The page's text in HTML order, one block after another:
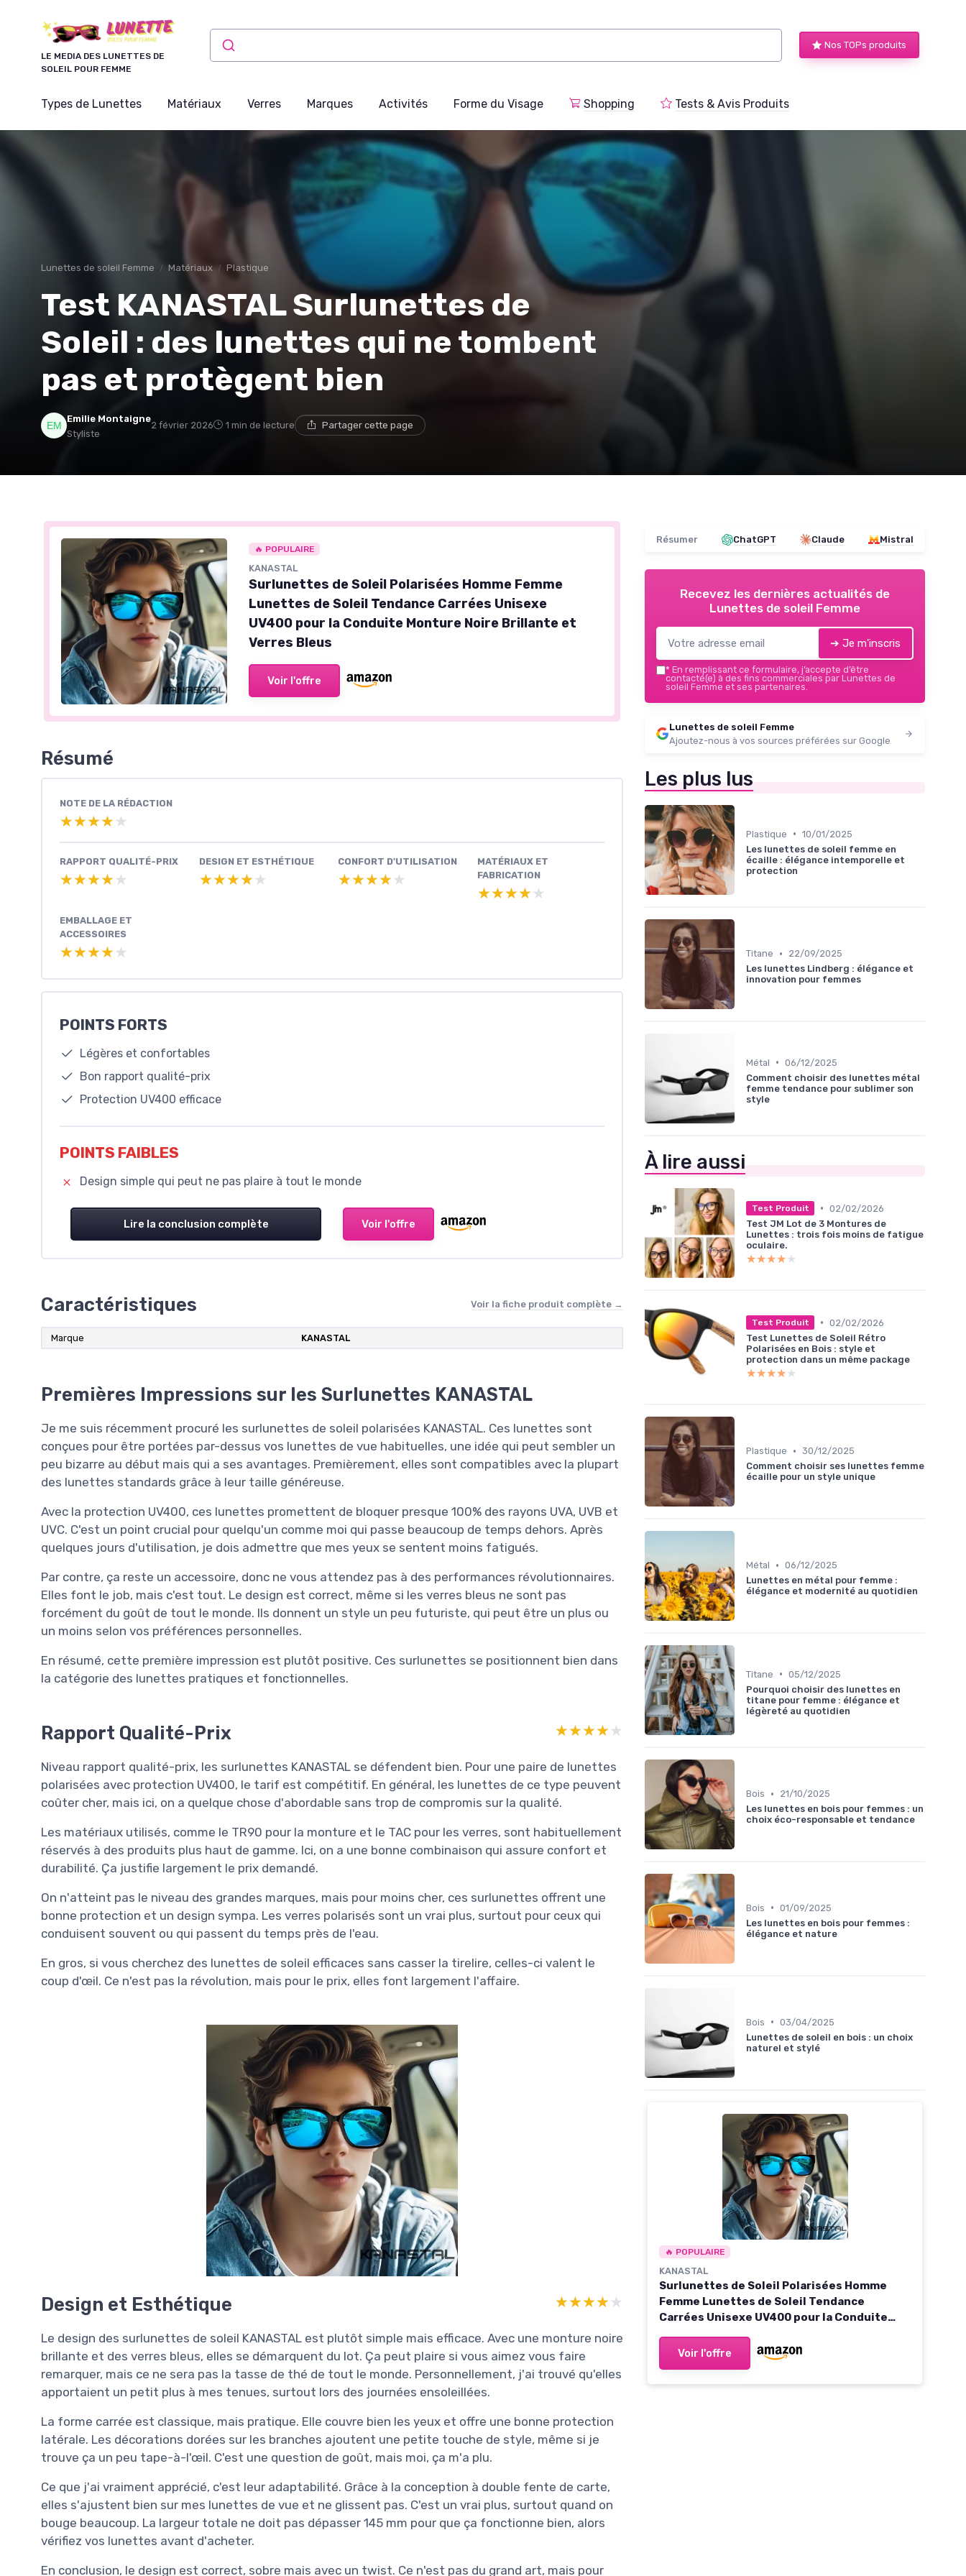
LE MEDIA DES LUNETTES DE
SOLEIL POUR FEMME
Nos TOPs produits
Types de Lunettes Matériaux Verres Marques Activités Forme du Visage Shopping Tests & Avis Produits
Lunettes de soleil Femme Matériaux Plastique
Test KANASTAL Surlunettes de
Soleil : des lunettes qui ne tombent
pas et protègent bien
Emilie Montaigne
Styliste
2 février 2026 1 min de lecture Partager cette page
🔥 POPULAIRE
KANASTAL
Surlunettes de Soleil Polarisées Homme Femme
Lunettes de Soleil Tendance Carrées Unisexe
UV400 pour la Conduite Monture Noire Brillante et
Verres Bleus
Voir l'offre
Résumé
NOTE DE LA RÉDACTION
★★★★★
★★★★★
RAPPORT QUALITÉ-PRIX
★★★★★
★★★★★
DESIGN ET ESTHÉTIQUE
★★★★★
★★★★★
CONFORT D'UTILISATION
★★★★★
★★★★★
MATÉRIAUX ET
FABRICATION
★★★★★
★★★★★
EMBALLAGE ET
ACCESSOIRES
★★★★★
★★★★★
POINTS FORTS
Légères et confortables
Bon rapport qualité-prix
Protection UV400 efficace
POINTS FAIBLES
Design simple qui peut ne pas plaire à tout le monde
Lire la conclusion complète Voir l'offre
Caractéristiques Voir la fiche produit complète →
Marque KANASTAL
Premières Impressions sur les Surlunettes KANASTAL
Je me suis récemment procuré les surlunettes de soleil polarisées KANASTAL. Ces lunettes sont
conçues pour être portées par-dessus vos lunettes de vue habituelles, une idée qui peut sembler un
peu bizarre au début mais qui a ses avantages. Premièrement, elles sont compatibles avec la plupart
des lunettes standards grâce à leur taille généreuse.
Avec la protection UV400, ces lunettes promettent de bloquer presque 100% des rayons UVA, UVB et
UVC. C'est un point crucial pour quelqu'un comme moi qui passe beaucoup de temps dehors. Après
quelques jours d'utilisation, je dois admettre que mes yeux se sentent moins fatigués.
Par contre, ça reste un accessoire, donc ne vous attendez pas à des performances révolutionnaires.
Elles font le job, mais c'est tout. Le design est correct, même si les verres bleus ne sont pas
forcément du goût de tout le monde. Ils donnent un style un peu futuriste, qui peut être un plus ou
un moins selon vos préférences personnelles.
En résumé, cette première impression est plutôt positive. Ces surlunettes se positionnent bien dans
la catégorie des lunettes pratiques et fonctionnelles.
Rapport Qualité-Prix ★★★★★
★★★★★
Niveau rapport qualité-prix, les surlunettes KANASTAL se défendent bien. Pour une paire de lunettes
polarisées avec protection UV400, le tarif est compétitif. En général, les lunettes de ce type peuvent
coûter cher, mais ici, on a quelque chose d'abordable sans trop de compromis sur la qualité.
Les matériaux utilisés, comme le TR90 pour la monture et le TAC pour les verres, sont habituellement
réservés à des produits plus haut de gamme. Ici, on a une bonne combinaison qui assure confort et
durabilité. Ça justifie largement le prix demandé.
On n'atteint pas le niveau des grandes marques, mais pour moins cher, ces surlunettes offrent une
bonne protection et un design sympa. Les verres polarisés sont un vrai plus, surtout pour ceux qui
conduisent souvent ou qui passent du temps près de l'eau.
En gros, si vous cherchez des lunettes de soleil efficaces sans casser la tirelire, celles-ci valent le
coup d'œil. Ce n'est pas la révolution, mais pour le prix, elles font largement l'affaire.
Design et Esthétique ★★★★★
★★★★★
Le design des surlunettes de soleil KANASTAL est plutôt simple mais efficace. Avec une monture noire
brillante et des verres bleus, elles se démarquent du lot. Ça peut plaire si vous aimez vous faire
remarquer, mais ce ne sera pas la tasse de thé de tout le monde. Personnellement, j'ai trouvé qu'elles
apportaient un petit plus à mes tenues, surtout lors des journées ensoleillées.
La forme carrée est classique, mais pratique. Elle couvre bien les yeux et offre une bonne protection
latérale. Les décorations dorées sur les branches ajoutent une petite touche de style, même si je
trouve ça un peu tape-à-l'œil. C'est une question de goût, mais moi, ça m'a plu.
Ce que j'ai vraiment apprécié, c'est leur adaptabilité. Grâce à la conception à double fente de carte,
elles s'ajustent bien sur mes lunettes de vue et ne glissent pas. C'est un vrai plus, surtout quand on
bouge beaucoup. La largeur totale ne doit pas dépasser 145 mm pour que ça fonctionne bien, alors
vérifiez vos lunettes avant d'acheter.
En conclusion, le design est correct, sobre mais avec un twist. Ce n'est pas du grand art, mais pour
Résumer ChatGPT Claude Mistral
Recevez les dernières actualités de
Lunettes de soleil Femme
➔ Je m'inscris
* En remplissant ce formulaire, j’accepte d’être
contacté(e) à des fins commerciales par Lunettes de
soleil Femme et ses partenaires.
Lunettes de soleil Femme
Ajoutez-nous à vos sources préférées sur Google
Les plus lus
Plastique • 10/01/2025
Les lunettes de soleil femme en
écaille : élégance intemporelle et
protection
Titane •
22/09/2025
Les lunettes Lindberg : élégance et
innovation pour femmes
Métal • 06/12/2025
Comment choisir des lunettes métal
femme tendance pour sublimer son
style
À lire aussi
Test Produit • 02/02/2026
Test JM Lot de 3 Montures de
Lunettes : trois fois moins de fatigue
oculaire.
★★★★★
★★★★★
Test Produit • 02/02/2026
Test Lunettes de Soleil Rétro
Polarisées en Bois : style et
protection dans un même package
★★★★★
★★★★★
Plastique • 30/12/2025
Comment choisir ses lunettes femme
écaille pour un style unique
Métal • 06/12/2025
Lunettes en métal pour femme :
élégance et modernité au quotidien
Titane • 05/12/2025
Pourquoi choisir des lunettes en
titane pour femme : élégance et
légèreté au quotidien
Bois •
21/10/2025
Les lunettes en bois pour femmes : un
choix éco-responsable et tendance
Bois • 01/09/2025
Les lunettes en bois pour femmes :
élégance et nature
Bois • 03/04/2025
Lunettes de soleil en bois : un choix
naturel et stylé
🔥 POPULAIRE
KANASTAL
Surlunettes de Soleil Polarisées Homme
Femme Lunettes de Soleil Tendance
Carrées Unisexe UV400 pour la Conduite
Voir l'offre